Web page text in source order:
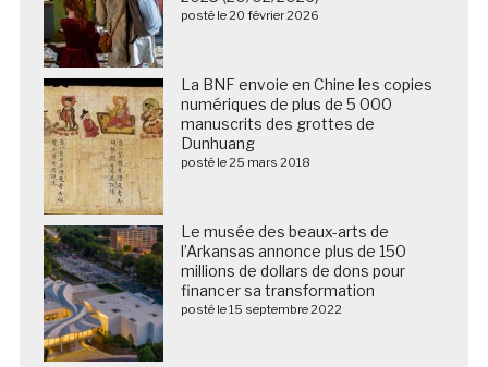
posté le 20 février 2026
La BNF envoie en Chine les copies
numériques de plus de 5 000
manuscrits des grottes de
Dunhuang
posté le 25 mars 2018
Le musée des beaux-arts de
l’Arkansas annonce plus de 150
millions de dollars de dons pour
financer sa transformation
posté le 15 septembre 2022